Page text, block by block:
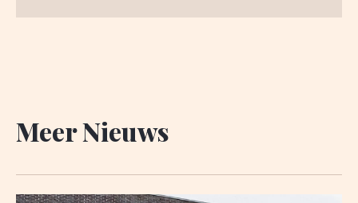
Meer Nieuws